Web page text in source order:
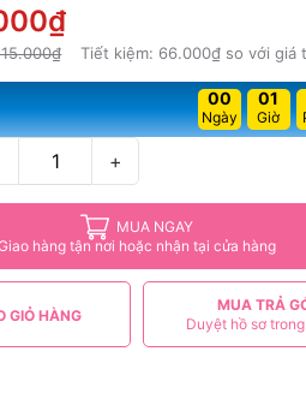
Tiết kiệm: 66.000₫ so với giá
00
Ngày
01
Giờ
+
MUA NGAY
hàng tận nơi hoặc nhận tại cửa hàng
GIỎ HÀNG
MUA TRẢ
Duyệt hồ sơ